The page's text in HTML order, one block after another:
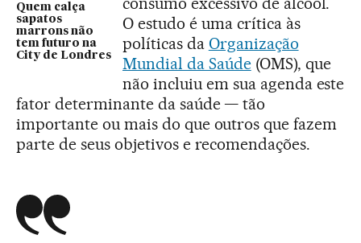
Quem calça
sapatos
marrons não
tem futuro na
City de Londres
O estudo é uma crítica às
políticas da Organização
Mundial da Saúde(OMS), que
não incluiu em sua agenda este
fator determinante da saúde — tão
importante ou mais do que outros que fazem
parte de seus objetivos e recomendações.